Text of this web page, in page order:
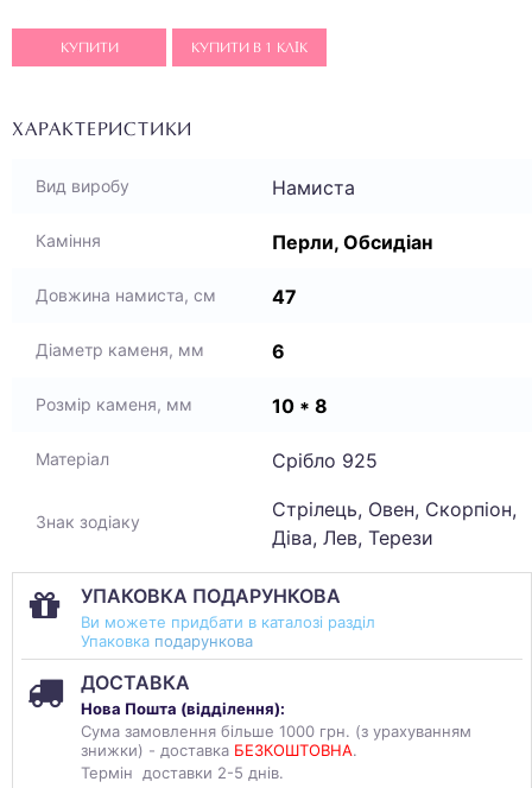
КУПИТИ КУПИТИ В 1 КЛІК
ХАРАКТЕРИСТИКИ
Вид виробу Намиста
Каміння Перли, Обсидіан
Довжина намиста, см 47
Діаметр каменя, мм 6
Розмір каменя, мм 10 * 8
Матеріал Срібло 925
Знак зодіаку
Стрілець, Овен, Скорпіон,
Діва, Лев, Терези
УПАКОВКА ПОДАРУНКОВА
Ви можете придбати в каталозі разділ
Упаковка подарункова
ДОСТАВКА
Нова Пошта (відділення):
Сума замовлення більше 1000 грн. (з урахуванням
знижки) - доставка БЕЗКОШТОВНА.
Термін доставки 2-5 днів.